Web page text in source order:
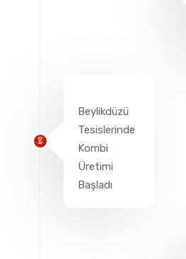
Beylikdüzü
Tesislerinde
Kombi
Üretimi
Başladı